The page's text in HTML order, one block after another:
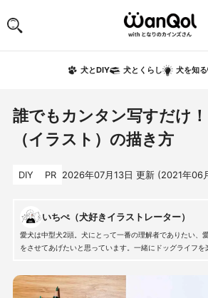
犬とDIY 犬とくらし 犬を知る
誰でもカンタン写すだけ
（イラスト）の描き方
DIY PR 2026年07月13日 更新 (2021年06
いちぺ（犬好きイラストレーター）
愛犬は中型犬2頭。犬にとって一番の理解者でありたい、
をさせてあげたいと思っています。一緒にドッグライフを